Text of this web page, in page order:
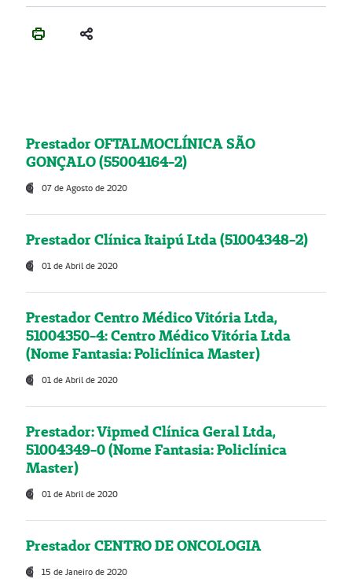
Prestador OFTALMOCLÍNICA SÃO
GONÇALO (55004164-2)
07 de Agosto de 2020
Prestador Clínica Itaipú Ltda (51004348-2)
01 de Abril de 2020
Prestador Centro Médico Vitória Ltda,
51004350-4: Centro Médico Vitória Ltda
(Nome Fantasia: Policlínica Master)
01 de Abril de 2020
Prestador: Vipmed Clínica Geral Ltda,
51004349-0 (Nome Fantasia: Policlínica
Master)
01 de Abril de 2020
Prestador CENTRO DE ONCOLOGIA
15 de Janeiro de 2020